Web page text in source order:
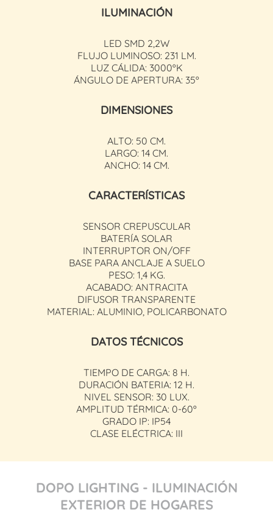
ILUMINACIÓN
LED SMD 2,2W
FLUJO LUMINOSO: 231 LM.
LUZ CÁLIDA: 3000ºK
ÁNGULO DE APERTURA: 35º
DIMENSIONES
ALTO: 50 CM.
LARGO: 14 CM.
ANCHO: 14 CM.
CARACTERÍSTICAS
SENSOR CREPUSCULAR
BATERÍA SOLAR
INTERRUPTOR ON/OFF
BASE PARA ANCLAJE A SUELO
PESO: 1,4 KG.
ACABADO: ANTRACITA
DIFUSOR TRANSPARENTE
MATERIAL: ALUMINIO, POLICARBONATO
DATOS TÉCNICOS
TIEMPO DE CARGA: 8 H.
DURACIÓN BATERIA: 12 H.
NIVEL SENSOR: 30 LUX.
AMPLITUD TÉRMICA: 0-60º
GRADO IP: IP54
CLASE ELÉCTRICA: III
DOPO LIGHTING - ILUMINACIÓN
EXTERIOR DE HOGARES